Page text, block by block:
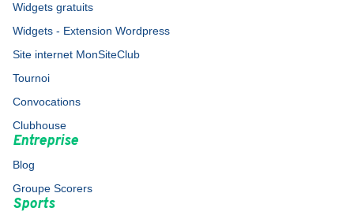
Widgets gratuits
Widgets - Extension Wordpress
Site internet MonSiteClub
Tournoi
Convocations
Clubhouse
Entreprise
Blog
Groupe Scorers
Sports